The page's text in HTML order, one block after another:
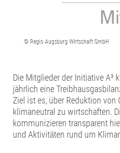
Die Mitglieder der Initiative A³
jährlich eine
Ziel ist es, über Reduktion von
klimaneutral zu wirtschaften.
kommunizieren transparent
und Aktivitäten rund um